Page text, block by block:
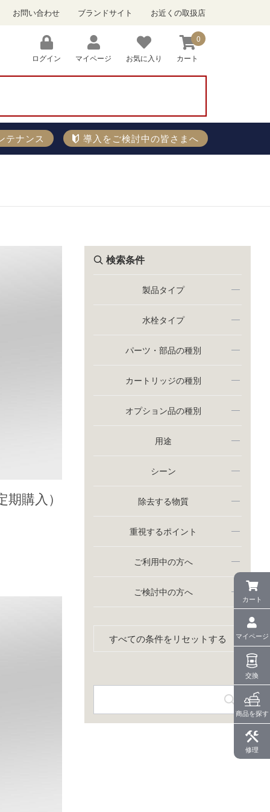
お問い合わせ ブランドサイト お近くの取扱店
ログイン マイページ お気に入り
0
カート
テナンス 導入をご検討中の皆さまへ
検索条件
製品タイプ
水栓タイプ
パーツ・部品の種別
カートリッジの種別
オプション品の種別
用途
シーン
除去する物質
重視するポイント
ご利用中の方へ
ご検討中の方へ
すべての条件をリセットする
購入）
カート
マイページ
交換
商品を探す
修理